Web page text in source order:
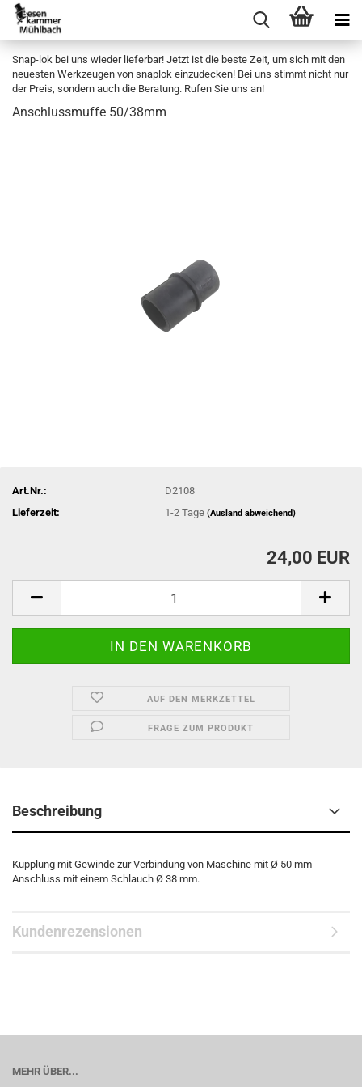
Snap-lok bei uns wieder lieferbar! Jetzt ist die beste Zeit, um sich mit den
neuesten Werkzeugen von snaplok einzudecken! Bei uns stimmt nicht nur
der Preis, sondern auch die Beratung. Rufen Sie uns an!
An­schluss­muf­fe 50/38mm
Art.Nr.:
D2108
Lieferzeit:
1-2 Tage(Ausland abweichend)
24,00 EUR
AUF DEN MERKZETTEL
FRAGE ZUM PRODUKT
Beschreibung
Kupplung mit Gewinde zur Verbindung von Maschine mit Ø 50 mm
Anschluss mit einem Schlauch Ø 38 mm.
Kundenrezensionen
MEHR ÜBER...